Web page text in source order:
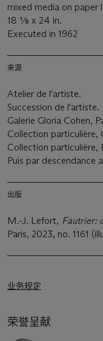
mixed media on paper
18 1⁄8 x 24 in.
Executed in 1962
来源
Atelier de l'artiste.
Succession de l'artiste.
Galerie Gloria Cohen,
Collection particulière,
Collection particulière,
Puis par descendance
出版
M.-J. Lefort, Fautrier:
Paris, 2023, no. 1161
业务规定
荣誉呈献